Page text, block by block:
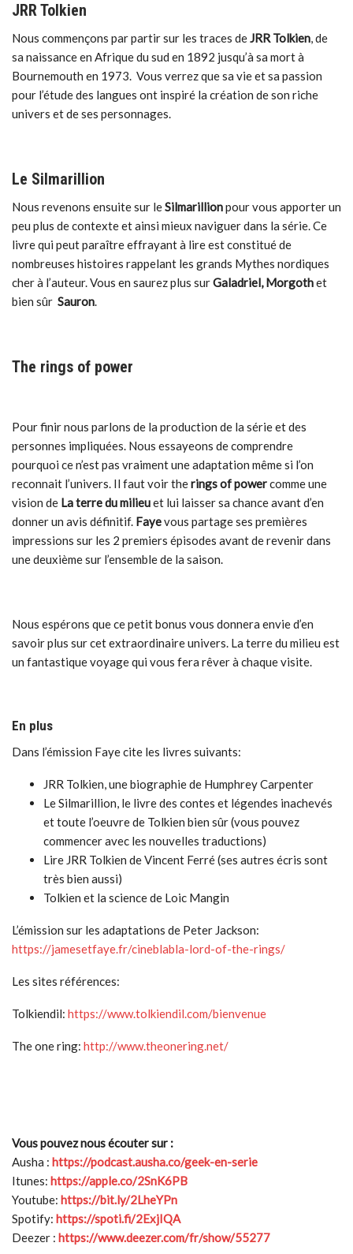
JRR Tolkien
Nous commençons par partir sur les traces deJRR Tolkien, de
sa naissance en Afrique du sud en 1892 jusqu’à sa mort à
Bournemouth en 1973. Vous verrez que sa vie et sa passion
pour l’étude des langues ont inspiré la création de son riche
univers et de ses personnages.
Le Silmarillion
Nous revenons ensuite sur leSilmarillionpour vous apporter un
peu plus de contexte et ainsi mieux naviguer dans la série. Ce
livre qui peut paraître effrayant à lire est constitué de
nombreuses histoires rappelant les grands Mythes nordiques
cher à l’auteur. Vous en saurez plus surGaladriel, Morgothet
bien sûr Sauron.
The rings of power
Pour finir nous parlons de la production de la série et des
personnes impliquées. Nous essayeons de comprendre
pourquoi ce n’est pas vraiment une adaptation même si l’on
reconnait l’univers. Il faut voir therings of powercomme une
vision de La terre du milieuet lui laisser sa chance avant d’en
donner un avis définitif. Fayevous partage ses premières
impressions sur les 2 premiers épisodes avant de revenir dans
une deuxième sur l’ensemble de la saison.
Nous espérons que ce petit bonus vous donnera envie d’en
savoir plus sur cet extraordinaire univers. La terre du milieu est
un fantastique voyage qui vous fera rêver à chaque visite.
En plus
Dans l’émission Faye cite les livres suivants:
JRR Tolkien, une biographie de Humphrey Carpenter
Le Silmarillion, le livre des contes et légendes inachevés
et toute l’oeuvre de Tolkien bien sûr (vous pouvez
commencer avec les nouvelles traductions)
Lire JRR Tolkien de Vincent Ferré (ses autres écris sont
très bien aussi)
Tolkien et la science de Loic Mangin
L’émission sur les adaptations de Peter Jackson:
https://jamesetfaye.fr/cineblabla-lord-of-the-rings/
Les sites références:
Tolkiendil: https://www.tolkiendil.com/bienvenue
The one ring: http://www.theonering.net/
Vous pouvez nous écouter sur :
Ausha : https://podcast.ausha.co/geek-en-serie
Itunes: https://apple.co/2SnK6PB
Youtube: https://bit.ly/2LheYPn
Spotify: https://spoti.fi/2ExjIQA
Deezer : https://www.deezer.com/fr/show/55277